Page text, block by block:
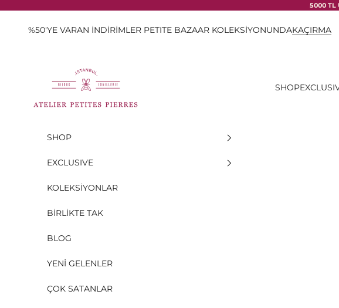
5000 TL
%50'YE VARAN İNDİRİMLER PETITE BAZAAR KOLEKSİYONUNDAKAÇIRMA
Atelier Petites Pierres
SHOP
SHOP
EXCLUSIVE
KOLEKSİYONLAR
BİRLİKTE TAK
BLOG
YENİ GELENLER
ÇOK SATANLAR